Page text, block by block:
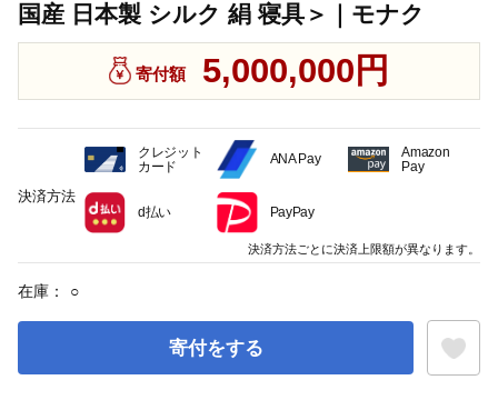
国産 日本製 シルク 絹 寝具＞｜モナク
寄付額 5,000,000円
在庫： ○
寄付をする
決済方法
クレジット
カード
ANA Pay
Amazon
Pay
d払い PayPay
決済方法ごとに決済上限額が異なります。